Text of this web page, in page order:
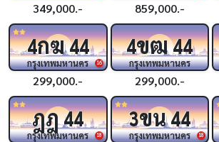
349,000.- 859,000.-
16
4กฆ44
กรุงเทพมหานคร
299,000.-
4ขฒ44
กรุงเทพมหานคร
299,000.-
18
ฎฎ44
กรุงเทพมหานคร 18
3ขน44
กรุงเทพมหานคร